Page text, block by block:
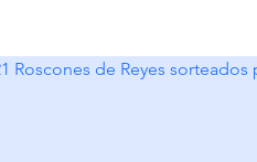
Roscones de Reyes